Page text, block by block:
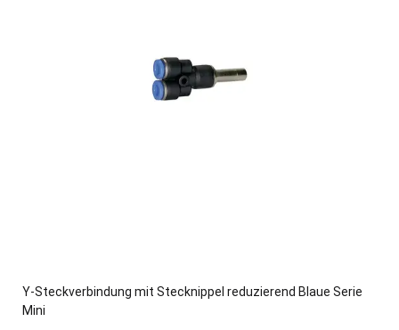
Y-Steckverbindung mit Stecknippel reduzierend Blaue Serie
Mini